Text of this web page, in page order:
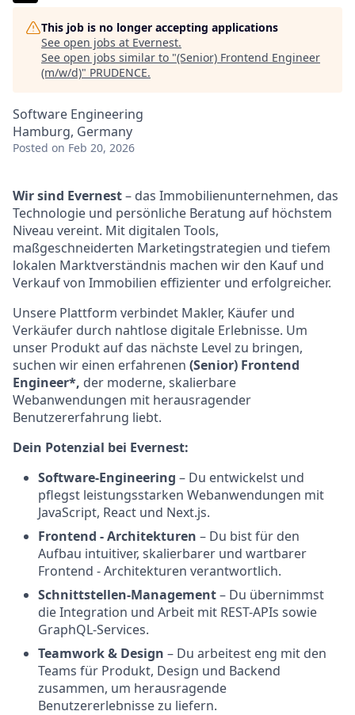
This job is no longer accepting applications
See open jobs at Evernest.
See open jobs similar to "(Senior) Frontend Engineer
(m/w/d)" PRUDENCE.
Software Engineering
Hamburg, Germany
Posted on Feb 20, 2026
Wir sind Evernest– das Immobilienunternehmen, das
Technologie und persönliche Beratung auf höchstem
Niveau vereint. Mit digitalen Tools,
maßgeschneiderten Marketingstrategien und tiefem
lokalen Marktverständnis machen wir den Kauf und
Verkauf von Immobilien effizienter und erfolgreicher.
Unsere Plattform verbindet Makler, Käufer und
Verkäufer durch nahtlose digitale Erlebnisse. Um
unser Produkt auf das nächste Level zu bringen,
suchen wir einen erfahrenen (Senior) Frontend
Engineer*, der moderne, skalierbare
Webanwendungen mit herausragender
Benutzererfahrung liebt.
Dein Potenzial bei Evernest:
Software-Engineering – Du entwickelst und
pflegst leistungsstarken Webanwendungen mit
JavaScript, React und Next.js.
Frontend - Architekturen – Du bist für den
Aufbau intuitiver, skalierbarer und wartbarer
Frontend - Architekturen verantwortlich.
Schnittstellen-Management– Du übernimmst
die Integration und Arbeit mit REST-APIs sowie
GraphQL-Services.
Teamwork & Design – Du arbeitest eng mit den
Teams für Produkt, Design und Backend
zusammen, um herausragende
Benutzererlebnisse zu liefern.